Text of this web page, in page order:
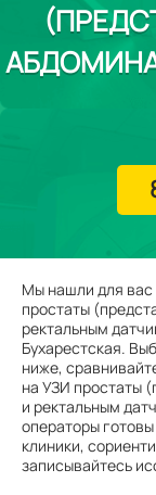
Мы нашли для вас
простаты
ректальным
Бухарестская.
ниже,
на УЗИ простаты
и ректальным
операторы
клиники,
записывайтесь